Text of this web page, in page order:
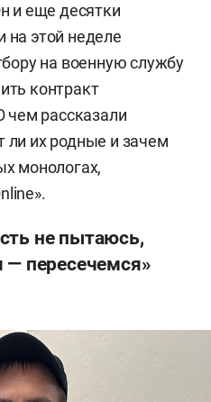
и еще десятки
на этой неделе
на военную службу
контракт
чем рассказали
ли их родные и зачем
монологах,
не пытаюсь,
— пересечемся»